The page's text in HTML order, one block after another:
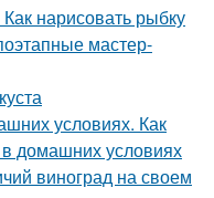
нарисовать рыбку
мастер-
условиях. Как
в домашних условиях
виноград на своем